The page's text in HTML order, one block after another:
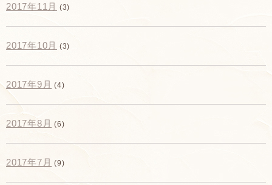
2017年11月 (3)
2017年10月 (3)
2017年9月 (4)
2017年8月 (6)
2017年7月 (9)